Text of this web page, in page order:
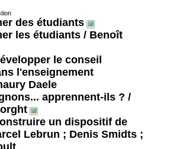
des étudiants
les étudiants / Benoît
le conseil
l'enseignement
Daele
apprennent-ils ? /
un dispositif de
Lebrun ; Denis Smidts ;